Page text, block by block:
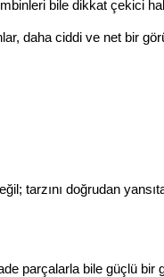
bile dikkat çekici
daha ciddi ve net bir
tarzını doğrudan
parçalarla bile güçlü bir